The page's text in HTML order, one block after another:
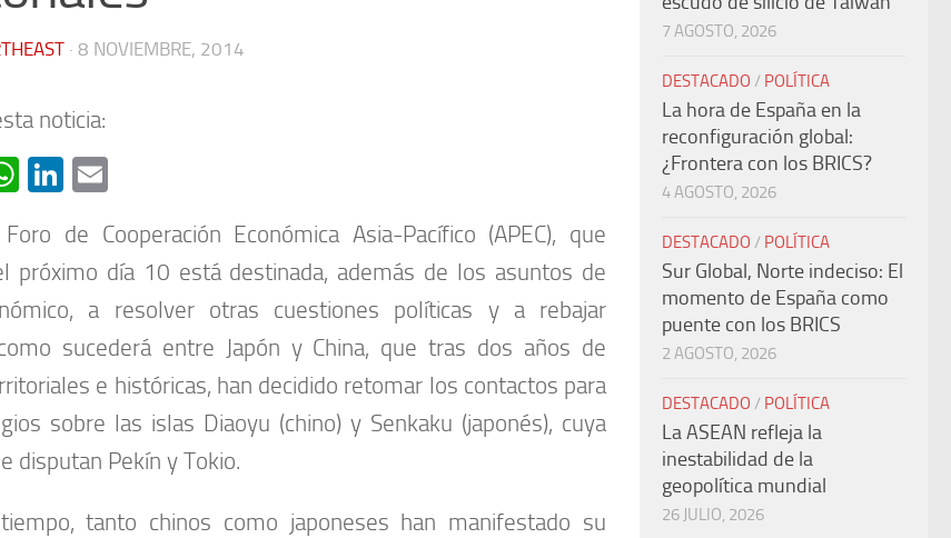
· 8 NOVIEMBRE, 2014
noticia:
WhatsApp
LinkedIn
de Cooperación Económica Asia-Pacífico (APEC), que
próximo día 10 está destinada, además de los asuntos de
a resolver otras cuestiones políticas y a rebajar
sucederá entre Japón y China, que tras dos años de
e históricas, han decidido retomar los contactos para
sobre las islas Diaoyu (chino) y Senkaku (japonés), cuya
disputan Pekín y Tokio.
tanto chinos como japoneses han manifestado su
7 AGOSTO, 2026
DESTACADO / POLÍTICA
La hora de España en la
reconfiguración global:
¿Frontera con los BRICS?
4 AGOSTO, 2026
DESTACADO / POLÍTICA
Sur Global, Norte indeciso: El
momento de España como
puente con los BRICS
2 AGOSTO, 2026
DESTACADO / POLÍTICA
La ASEAN refleja la
inestabilidad de la
geopolítica mundial
26 JULIO, 2026